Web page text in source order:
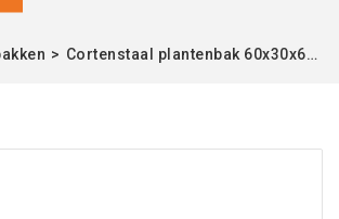
> Cortenstaal plantenbak 60x30x60 cm | Enjoyplanters